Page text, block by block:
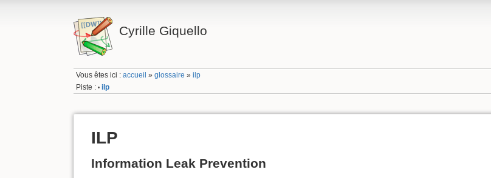
Cyrille Giquello
Vous êtes ici :accueil »glossaire »ilp
Piste : • ilp
ILP
Information Leak Prevention